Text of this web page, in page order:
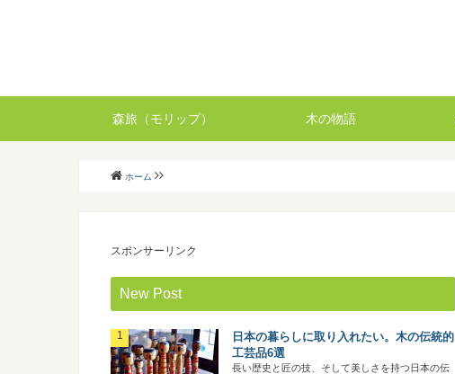
森旅（モリップ） 木の物語
ホーム
スポンサーリンク
New Post
日本の暮らしに取り入れたい。木の伝統的
工芸品6選
長い歴史と匠の技、そして美しさを持つ日本の伝